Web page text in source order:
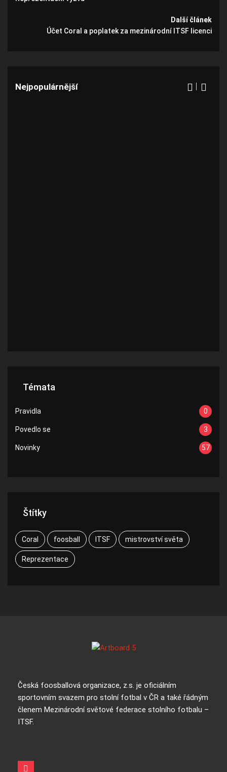
Další článek
Účet Coral a poplatek za mezinárodní ITSF licenci
Nejpopulárnější
Témata
Pravidla 0
Povedlo se 3
Novinky 57
Štítky
Coral foosball ITSF mistrovství světa
Reprezentace
Česká foosballová organizace, z.s. je oficiálním
sportovním svazem pro stolní fotbal v ČR a také řádným
členem Mezinárodní světové federace stolního fotbalu –
ITSF.